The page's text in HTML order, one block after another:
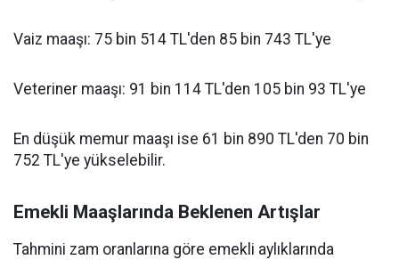
Vaiz maaşı: 75 bin 514 TL'den 85 bin 743 TL'ye
Veteriner maaşı: 91 bin 114 TL'den 105 bin 93 TL'ye
En düşük memur maaşı ise 61 bin 890 TL'den 70 bin
752 TL'ye yükselebilir.
Emekli Maaşlarında Beklenen Artışlar
Tahmini zam oranlarına göre emekli aylıklarında